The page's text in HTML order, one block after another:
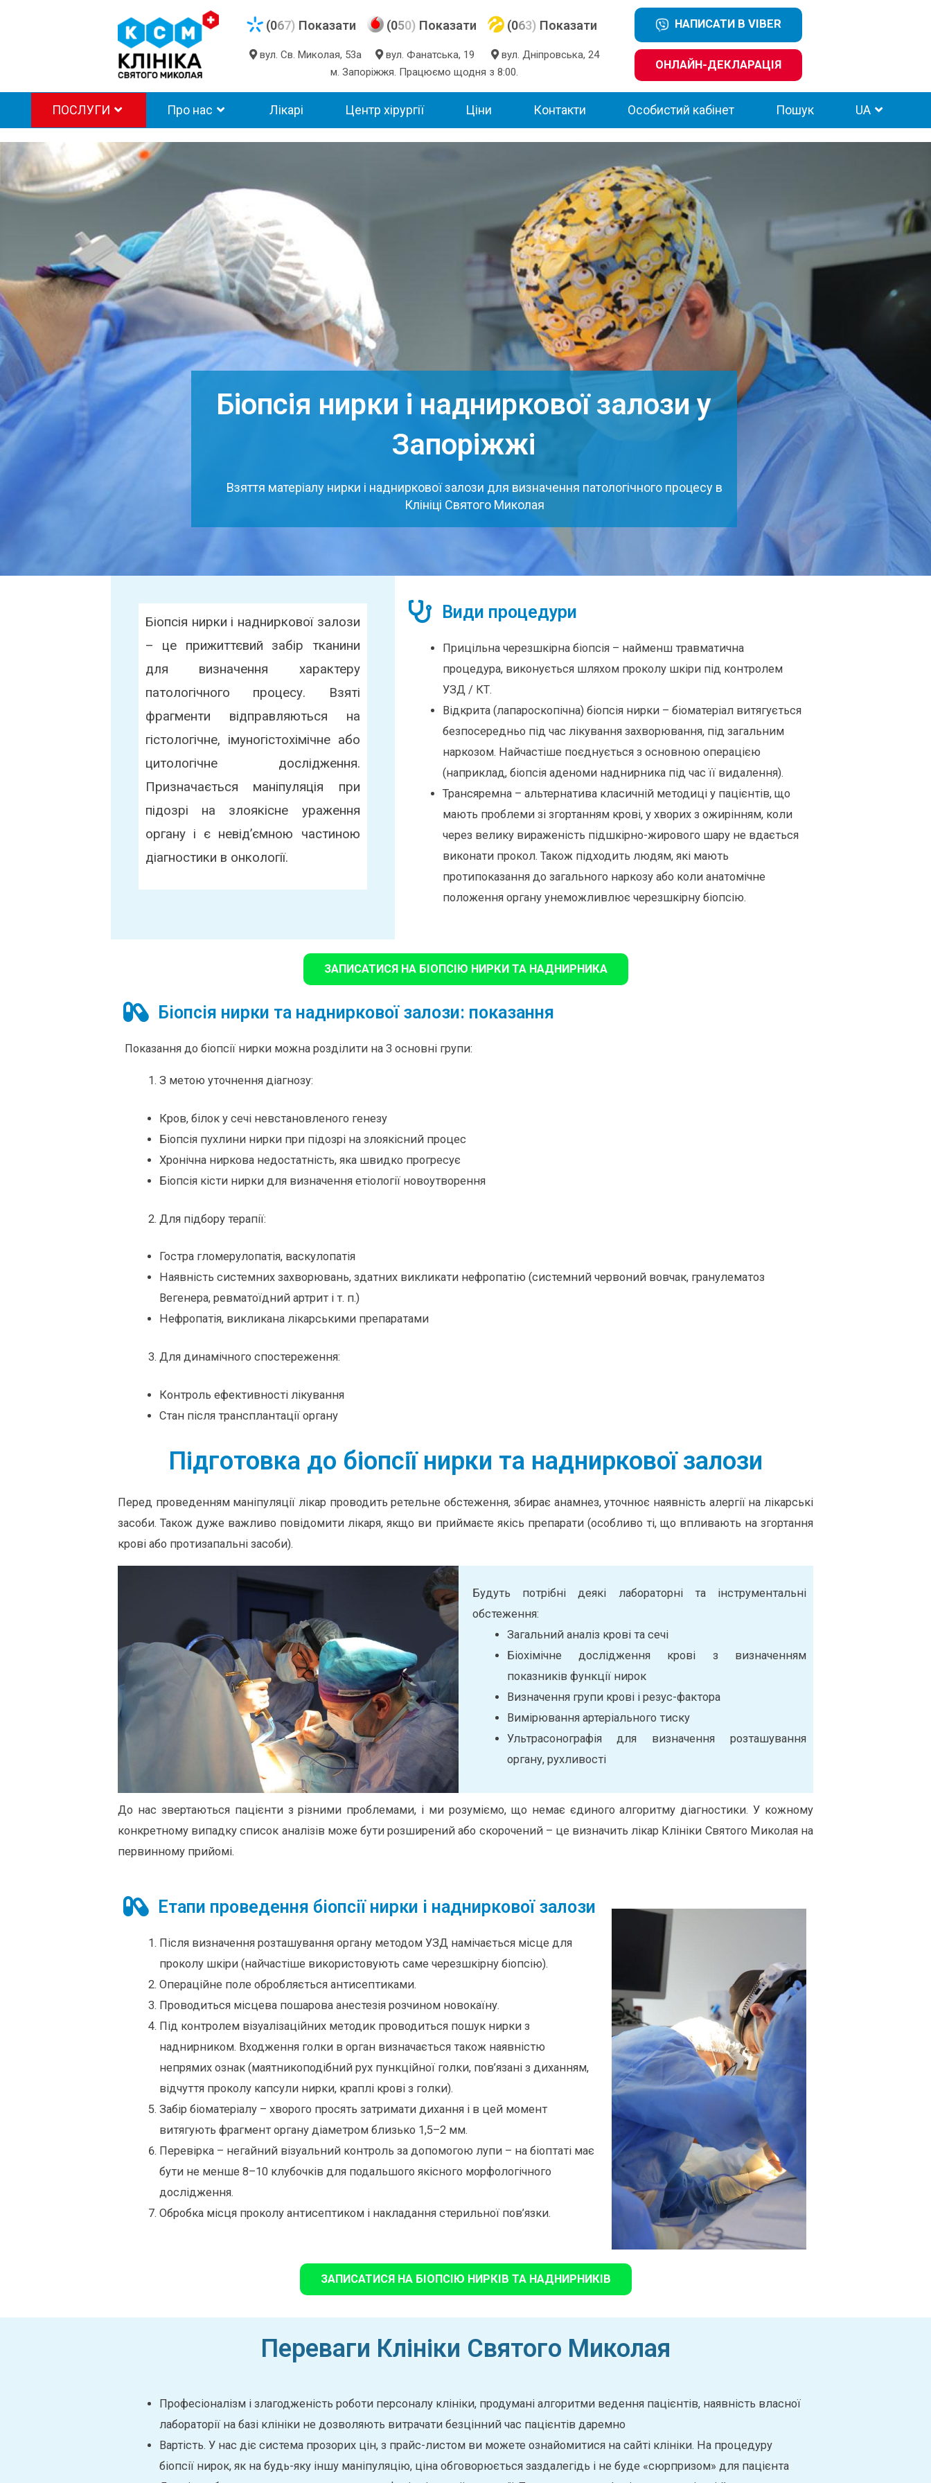
(067) Показати (050) Показати
вул. Св. Миколая, 53а вул. Фанатська, 19
вул. Дніпровська, 24
м. Запоріжжя. Працюємо щодня з 8:00.
(063) Показати НАПИСАТИ В VIBER
ОНЛАЙН-ДЕКЛАРАЦІЯ
ПОСЛУГИ Про нас Лікарі Центр хірургії Ціни Контакти Особистий кабінет Пошук UA
Біопсія нирки і надниркової залози у
Запоріжжі
Взяття матеріалу нирки і надниркової залози для визначення патологічного процесу в
Клініці Святого Миколая
Біопсія нирки і надниркової залози
– це прижиттєвий забір тканини
для визначення характеру
патологічного процесу. Взяті
фрагменти відправляються на
гістологічне, імуногістохімічне або
цитологічне дослідження.
Призначається маніпуляція при
підозрі на злоякісне ураження
органу і є невід’ємною частиною
діагностики в онкології.
Види процедури
Прицільна черезшкірна біопсія – найменш травматична
процедура, виконується шляхом проколу шкіри під контролем
УЗД / КТ.
Відкрита (лапароскопічна) біопсія нирки – біоматеріал витягується
безпосередньо під час лікування захворювання, під загальним
наркозом. Найчастіше поєднується з основною операцією
(наприклад, біопсія аденоми наднирника під час її видалення).
Трансяремна – альтернатива класичній методиці у пацієнтів, що
мають проблеми зі згортанням крові, у хворих з ожирінням, коли
через велику вираженість підшкірно-жирового шару не вдається
виконати прокол. Також підходить людям, які мають
протипоказання до загального наркозу або коли анатомічне
положення органу унеможливлює черезшкірну біопсію.
ЗАПИСАТИСЯ НА БІОПСІЮ НИРКИ ТА НАДНИРНИКА
Біопсія нирки та надниркової залози: показання
Показання до біопсії нирки можна розділити на 3 основні групи:
З метою уточнення діагнозу:
Кров, білок у сечі невстановленого генезу
Біопсія пухлини нирки при підозрі на злоякісний процес
Хронічна ниркова недостатність, яка швидко прогресує
Біопсія кісти нирки для визначення етіології новоутворення
Для підбору терапії:
Гостра гломерулопатія, васкулопатія
Наявність системних захворювань, здатних викликати нефропатію (системний червоний вовчак, гранулематоз
Вегенера, ревматоїдний артрит і т. п.)
Нефропатія, викликана лікарськими препаратами
Для динамічного спостереження:
Контроль ефективності лікування
Стан після трансплантації органу
Підготовка до біопсії нирки та надниркової залози
Перед проведенням маніпуляції лікар проводить ретельне обстеження, збирає анамнез, уточнює наявність алергії на лікарські
засоби. Також дуже важливо повідомити лікаря, якщо ви приймаєте якісь препарати (особливо ті, що впливають на згортання
крові або протизапальні засоби).
Будуть потрібні деякі лабораторні та інструментальні
обстеження:
Загальний аналіз крові та сечі
Біохімічне дослідження крові з визначенням
показників функції нирок
Визначення групи крові і резус-фактора
Вимірювання артеріального тиску
Ультрасонографія для визначення розташування
органу, рухливості
До нас звертаються пацієнти з різними проблемами, і ми розуміємо, що немає єдиного алгоритму діагностики. У кожному
конкретному випадку список аналізів може бути розширений або скорочений – це визначить лікар Клініки Святого Миколая на
первинному прийомі.
Етапи проведення біопсії нирки і надниркової залози
Після визначення розташування органу методом УЗД намічається місце для
проколу шкіри (найчастіше використовують саме черезшкірну біопсію).
Операційне поле обробляється антисептиками.
Проводиться місцева пошарова анестезія розчином новокаїну.
Під контролем візуалізаційних методик проводиться пошук нирки з
наднирником. Входження голки в орган визначається також наявністю
непрямих ознак (маятникоподібний рух пункційної голки, пов’язані з диханням,
відчуття проколу капсули нирки, краплі крові з голки).
Забір біоматеріалу – хворого просять затримати дихання і в цей момент
витягують фрагмент органу діаметром близько 1,5–2 мм.
Перевірка – негайний візуальний контроль за допомогою лупи – на біоптаті має
бути не менше 8–10 клубочків для подальшого якісного морфологічного
дослідження.
Обробка місця проколу антисептиком і накладання стерильної пов’язки.
ЗАПИСАТИСЯ НА БІОПСІЮ НИРКІВ ТА НАДНИРНИКІВ
Переваги Клініки Святого Миколая
Професіоналізм і злагодженість роботи персоналу клініки, продумані алгоритми ведення пацієнтів, наявність власної
лабораторії на базі клініки не дозволяють витрачати безцінний час пацієнтів даремно
Вартість. У нас діє система прозорих цін, з прайс-листом ви можете ознайомитися на сайті клініки. На процедуру
біопсії нирок, як на будь-яку іншу маніпуляцію, ціна обговорюється заздалегідь і не буде «сюрпризом» для пацієнта